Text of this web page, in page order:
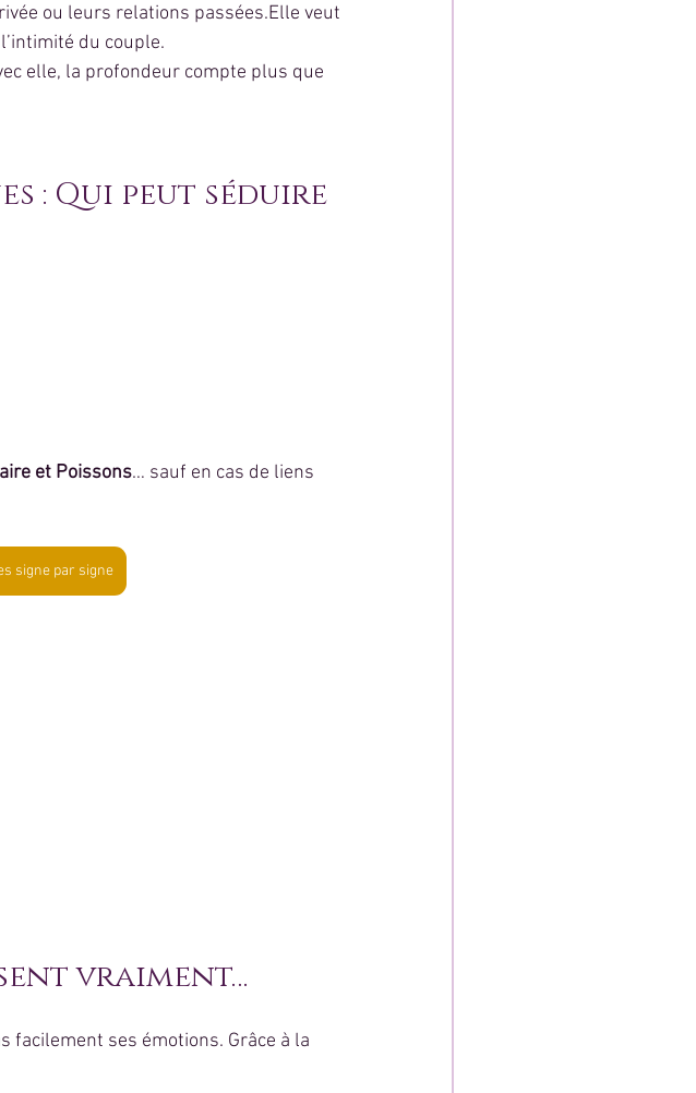
ou leurs relations passées.Elle veut
du couple.
elle, la profondeur compte plus que
: Qui peut séduire
et Poissons… sauf en cas de liens
signe par signe
vraiment…
facilement ses émotions. Grâce à la